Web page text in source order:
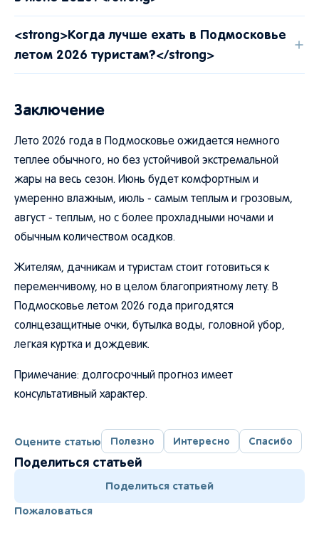
<strong>Когда лучше ехать в Подмосковье
летом 2026 туристам?</strong>
Заключение
Лето 2026 года в Подмосковье ожидается немного
теплее обычного, но без устойчивой экстремальной
жары на весь сезон. Июнь будет комфортным и
умеренно влажным, июль - самым теплым и грозовым,
август - теплым, но с более прохладными ночами и
обычным количеством осадков.
Жителям, дачникам и туристам стоит готовиться к
переменчивому, но в целом благоприятному лету. В
Подмосковье летом 2026 года пригодятся
солнцезащитные очки, бутылка воды, головной убор,
легкая куртка и дождевик.
Примечание: долгосрочный прогноз имеет
консультативный характер.
Оцените статью Полезно Интересно Спасибо
Поделиться статьей
Поделиться статьей
Пожаловаться